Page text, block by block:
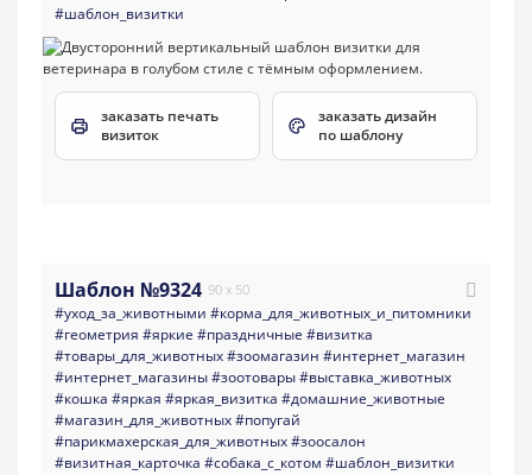
#шаблон_визитки
заказать печать
визиток
заказать дизайн
по шаблону
Шаблон №9324 90 x 50
#уход_за_животными #корма_для_животных_и_питомники
#геометрия #яркие #праздничные #визитка
#товары_для_животных#зоомагазин #интернет_магазин
#интернет_магазины#зоотовары#выставка_животных
#кошка #яркая #яркая_визитка #домашние_животные
#магазин_для_животных#попугай
#парикмахерская_для_животных#зоосалон
#визитная_карточка #собака_с_котом #шаблон_визитки